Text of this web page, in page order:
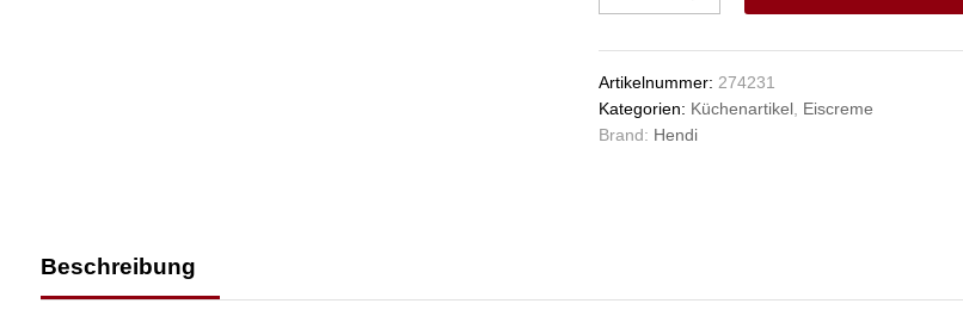
HENDI,
Anzahl
Artikelnummer: 274231
Kategorien: Küchenartikel, Eiscreme
Brand: Hendi
Beschreibung